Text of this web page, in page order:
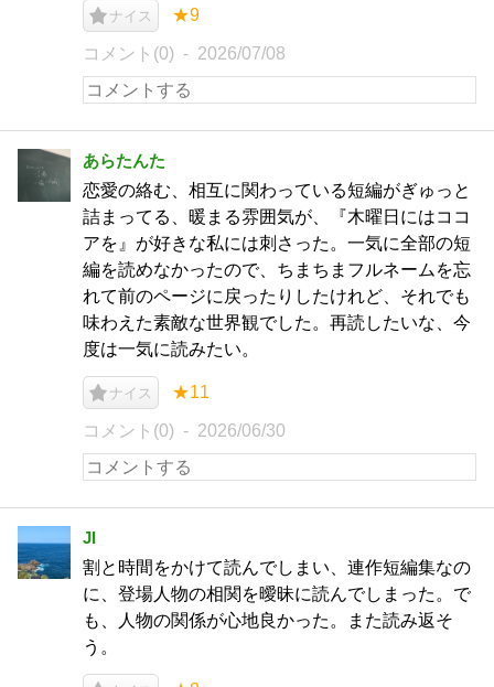
ナイス ★9
コメント(0) 2026/07/08
あらたんた
恋愛の絡む、相互に関わっている短編がぎゅっと
詰まってる、暖まる雰囲気が、『木曜日にはココ
アを』が好きな私には刺さった。一気に全部の短
編を読めなかったので、ちまちまフルネームを忘
れて前のページに戻ったりしたけれど、それでも
味わえた素敵な世界観でした。再読したいな、今
度は一気に読みたい。
ナイス ★11
コメント(0) 2026/06/30
JI
割と時間をかけて読んでしまい、連作短編集なの
に、登場人物の相関を曖昧に読んでしまった。で
も、人物の関係が心地良かった。また読み返そ
う。